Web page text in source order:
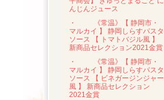
んじんジュース
・
《常温》【 静岡市・
マルカイ 】 静岡しらすパスタ
ソース 【 トマトバジル風 】
新商品セレクション2021金賞
・
《常温》【 静岡市・
マルカイ 】 静岡しらすパスタ
ソース 【 ビネガージンジャー
風 】 新商品セレクション
2021金賞